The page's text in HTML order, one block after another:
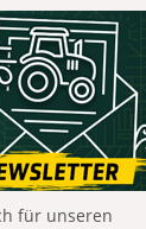
für unseren